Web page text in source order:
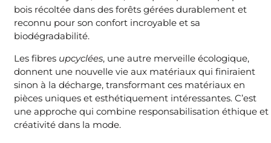
bois récoltée dans des forêts gérées durablement et
reconnu pour son confort incroyable et sa
biodégradabilité.
Les fibres upcyclées, une autre merveille écologique,
donnent une nouvelle vie aux matériaux qui finiraient
sinon à la décharge, transformant ces matériaux en
pièces uniques et esthétiquement intéressantes. C’est
une approche qui combine responsabilisation éthique et
créativité dans la mode.